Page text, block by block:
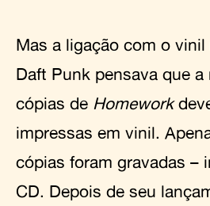
Mas a ligação com o vinil
Daft Punk pensava que a
cópias de Homework
impressas em vinil.
cópias foram gravadas –
CD. Depois de seu